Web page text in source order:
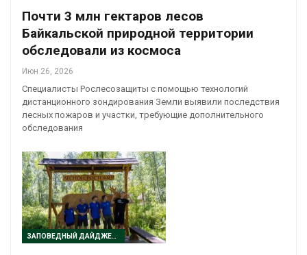
Почти 3 млн гектаров лесов
Байкальской природной территории
обследовали из космоса
Июн 26, 2026
Специалисты Рослесозащиты с помощью технологий
дистанционного зондирования Земли выявили последствия
лесных пожаров и участки, требующие дополнительного
обследования
ЗАПОВЕДНЫЙ ДАЙДЖЕСТ